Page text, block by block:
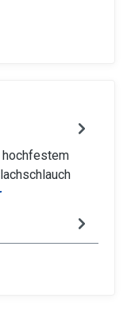
hochfestem